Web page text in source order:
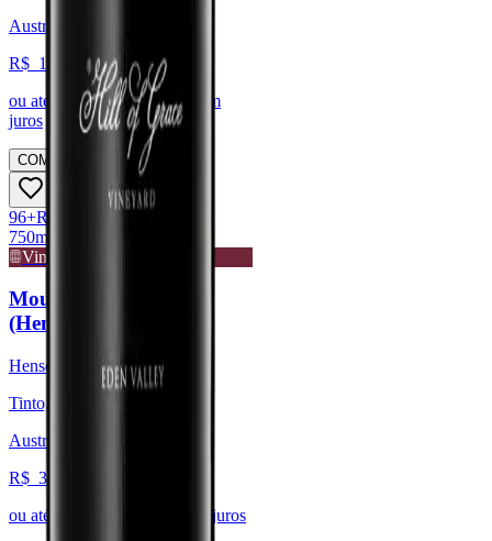
Austrália, Barossa
R$ 11.259,77
ou até
x de R$ 1.876,63
sem
juros
COMPRAR
96+Robert
750ml
Vinho de Guarda
Mount Edelstone 2013
(Henschke)
Henschke
Tinto, Syrah / Shiraz
Austrália, Eden Valley
R$ 3.951,27
ou até
sem juros